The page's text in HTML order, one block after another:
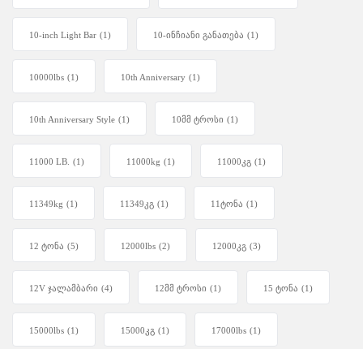
10-inch Light Bar (1) 10-ინჩიანი განათება (1)
10000lbs (1) 10th Anniversary (1)
10th Anniversary Style (1) 10მმ ტროსი (1)
11000 LB. (1) 11000kg (1) 11000კგ (1)
11349kg (1) 11349კგ (1) 11ტონა (1)
12 ტონა (5) 12000lbs (2) 12000კგ (3)
12V ჯალამბარი (4) 12მმ ტროსი (1) 15 ტონა (1)
15000lbs (1) 15000კგ (1) 17000lbs (1)